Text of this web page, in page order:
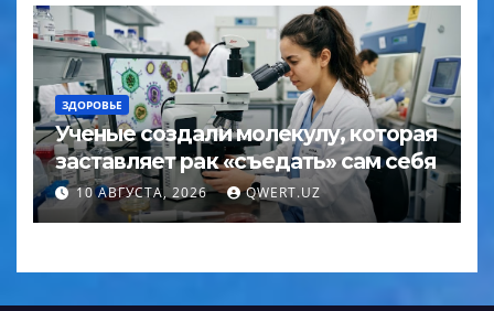
ЗДОРОВЬЕ
Ученые создали молекулу, которая
заставляет рак «съедать» сам себя
10 АВГУСТА, 2026 QWERT.UZ